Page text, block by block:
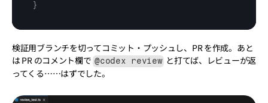
}
検証用ブランチを切ってコミット・プッシュし、PR を作成。あと
は PR のコメント欄で @codex review と打てば、レビューが返
ってくる……はずでした。